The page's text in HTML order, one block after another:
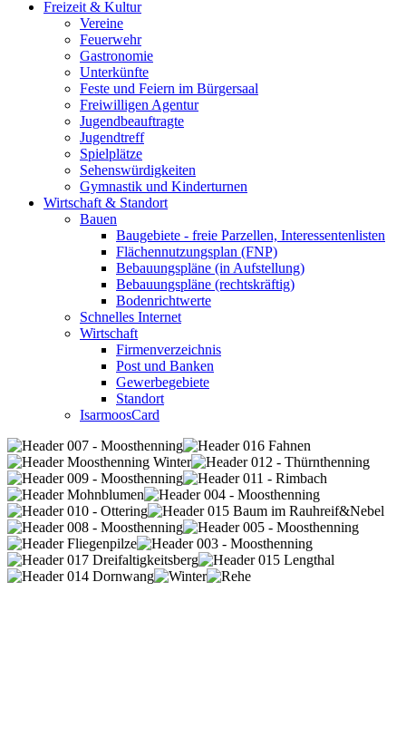
Freizeit & Kultur
Vereine
Feuerwehr
Gastronomie
Unterkünfte
Feste und Feiern im Bürgersaal
Freiwilligen Agentur
Jugendbeauftragte
Jugendtreff
Spielplätze
Sehenswürdigkeiten
Gymnastik und Kinderturnen
Wirtschaft & Standort
Bauen
Baugebiete - freie Parzellen, Interessentenlisten
Flächennutzungsplan (FNP)
Bebauungspläne (in Aufstellung)
Bebauungspläne (rechtskräftig)
Bodenrichtwerte
Schnelles Internet
Wirtschaft
Firmenverzeichnis
Post und Banken
Gewerbegebiete
Standort
IsarmoosCard